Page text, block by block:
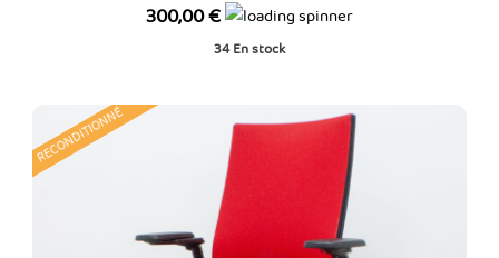
Prix
300,00 €
34En stock
RECONDITIONNÉ